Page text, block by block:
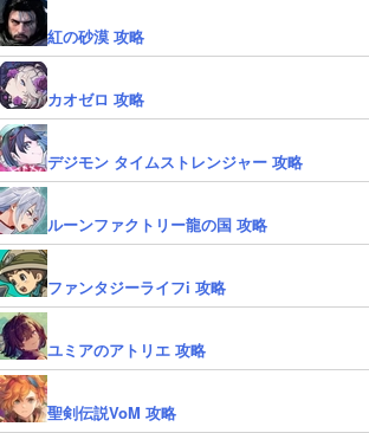
紅の砂漠 攻略
カオゼロ 攻略
デジモン タイムストレンジャー 攻略
ルーンファクトリー龍の国 攻略
ファンタジーライフi 攻略
ユミアのアトリエ 攻略
聖剣伝説VoM 攻略